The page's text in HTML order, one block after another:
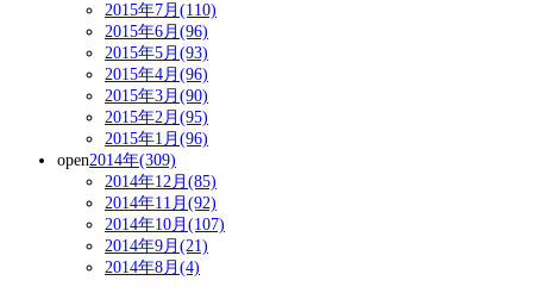
2015年7月(110)
2015年6月(96)
2015年5月(93)
2015年4月(96)
2015年3月(90)
2015年2月(95)
2015年1月(96)
open2014年(309)
2014年12月(85)
2014年11月(92)
2014年10月(107)
2014年9月(21)
2014年8月(4)